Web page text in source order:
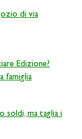
di via
Edizione?
famiglia
soldi, ma taglia i